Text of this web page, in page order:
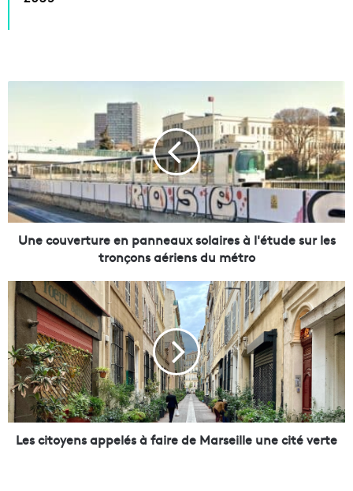
o
u
v
e
r
e
p
a
n
n
e
a
Une couverture en panneaux solaires à l'étude sur les
tronçons aériens du métro
e
i
t
o
y
e
Les citoyens appelés à faire de Marseille une cité verte